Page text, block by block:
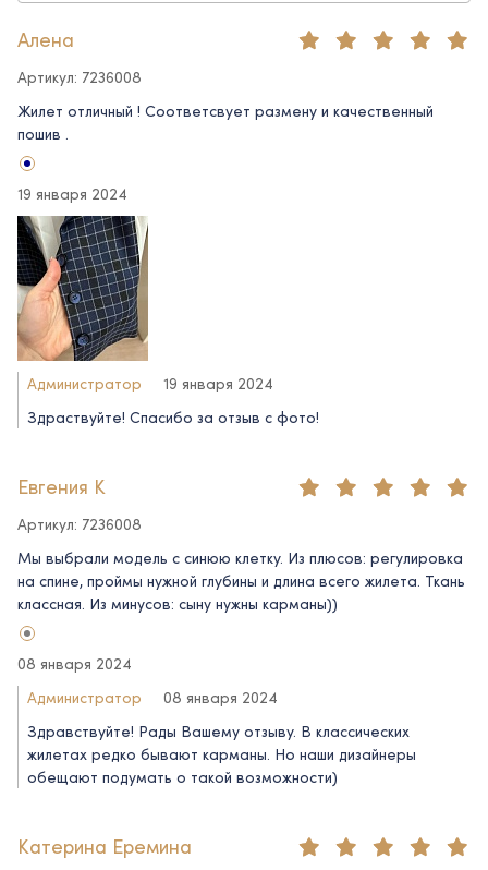
Алена
Артикул: 7236008
Жилет отличный ! Соответсвует размену и качественный
пошив .
19 января 2024
Администратор
19 января 2024
Здраствуйте! Спасибо за отзыв с фото!
Евгения К
Артикул: 7236008
Мы выбрали модель с синюю клетку. Из плюсов: регулировка
на спине, проймы нужной глубины и длина всего жилета. Ткань
классная. Из минусов: сыну нужны карманы))
08 января 2024
Администратор
08 января 2024
Здравствуйте! Рады Вашему отзыву. В классических
жилетах редко бывают карманы. Но наши дизайнеры
обещают подумать о такой возможности)
Катерина Еремина